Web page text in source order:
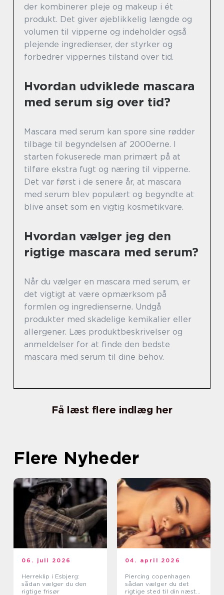
der kombinerer pleje og makeup i ét
produkt. Det giver øjeblikkelig længde og
volumen til vipperne og indeholder også
plejende ingredienser, der styrker og
forbedrer vippernes tilstand over tid.
Hvordan udviklede mascara
med serum sig over tid?
Mascara med serum kan spore sine rødder
tilbage til begyndelsen af 2000erne. I
starten fokuserede man primært på at
tilføre ekstra fugt og næring til vipperne.
Det var først i de senere år, at mascara
med serum blev populært og begyndte at
blive anset som en vigtig kosmetikvare.
Hvordan vælger jeg den
rigtige mascara med serum?
Når du vælger en mascara med serum, er
det vigtigt at være opmærksom på
formlen og ingredienserne. Undgå
produkter med skadelige kemikalier eller
allergener. Læs produktbeskrivelser og
anmeldelser for at finde den bedste
mascara med serum til dine behov.
Få læst flere indlæg her
Flere Nyheder
06. juli 2026
Herreklip i Esbjerg:
sådan vælger du den
rigtige frisør
04. april 2026
Piercing copenhagen
sådan vælger du det
rigtige sted til din næste